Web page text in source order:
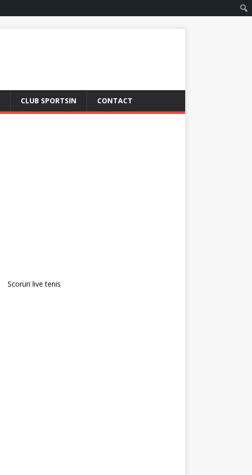
CLUB SPORTSIN CONTACT
Scoruri live tenis